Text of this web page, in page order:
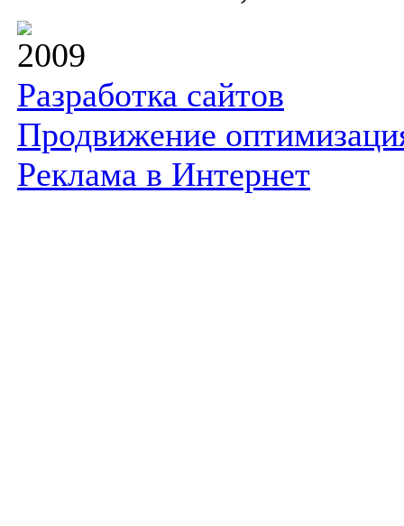
2009
Разработка сайтов
Продвижение
Реклама в Интернет